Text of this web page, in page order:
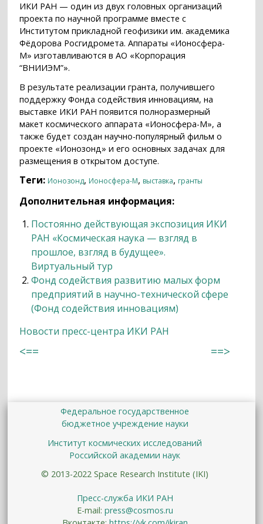
ИКИ РАН — один из двух головных организаций
проекта по научной программе вместе с
Институтом прикладной геофизики им. академика
Фёдорова Росгидромета. Аппараты «Ионосфера-
М» изготавливаются в АО «Корпорация
“ВНИИЭМ”».
В результате реализации гранта, получившего
поддержку Фонда содействия инновациям, на
выставке ИКИ РАН появится полноразмерный
макет космического аппарата «Ионосфера-М», а
также будет создан научно-популярный фильм о
проекте «Ионозонд» и его основных задачах для
размещения в открытом доступе.
Теги: Ионозонд, Ионосфера-М, выставка, гранты
Дополнительная информация:
Постоянно действующая экспозиция ИКИ
РАН «Космическая наука — взгляд в
прошлое, взгляд в будущее».
Виртуальный тур
Фонд содействия развитию малых форм
предприятий в научно-технической сфере
(Фонд содействия инновациям)
Новости пресс-центра ИКИ РАН
<== ==>
Федеральное государственное
бюджетное учреждение науки
Институт космических исследований
Российской академии наук
© 2013-2022 Space Research Institute (IKI)
Пресс-служба ИКИ РАН
E-mail: press@cosmos.ru